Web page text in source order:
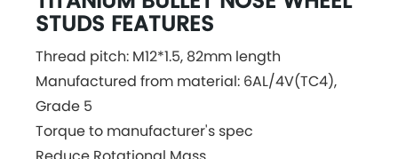
STUDS FEATURES
Thread pitch: M12*1.5, 82mm length
Manufactured from material: 6AL/4V(TC4),
Grade 5
Torque to manufacturer's spec